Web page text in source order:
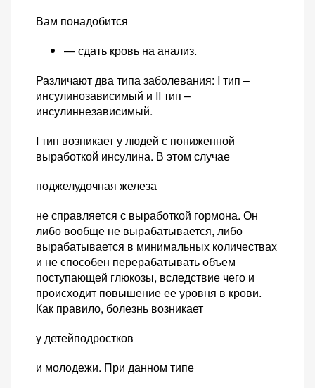
Вам понадобится
— сдать кровь на анализ.
Различают два типа заболевания: I тип –
инсулинозависимый и II тип –
инсулиннезависимый.
I тип возникает у людей с пониженной
выработкой инсулина. В этом случае
поджелудочная железа
не справляется с выработкой гормона. Он
либо вообще не вырабатывается, либо
вырабатывается в минимальных количествах
и не способен перерабатывать объем
поступающей глюкозы, вследствие чего и
происходит повышение ее уровня в крови.
Как правило, болезнь возникает
у детейподростков
и молодежи. При данном типе